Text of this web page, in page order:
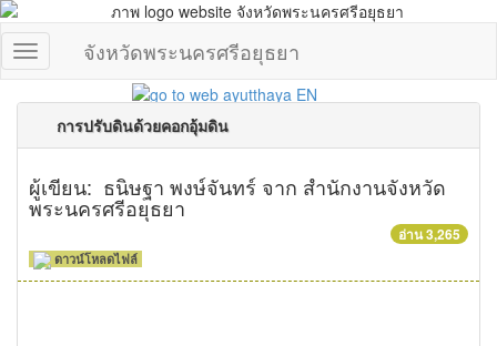
จังหวัดพระนครศรีอยุธยา
การปรับดินด้วยคอกอุ้มดิน
ผู้เขียน: ธนิษฐา พงษ์จันทร์ จาก สำนักงานจังหวัด
พระนครศรีอยุธยา
อ่าน 3,265
ดาวน์โหลดไฟล์